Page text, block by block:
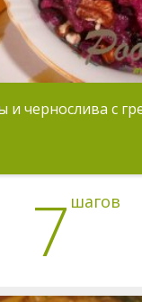
и чернослива с
7 шагов